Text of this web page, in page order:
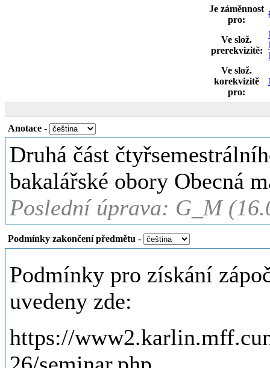
Je záměnnost
pro:
Ve slož.
prerekvizitě:
Ve slož.
korekvizitě
pro:
Anotace -
Druhá část
bakalářské obory Obecná
Poslední úprava: G_M
Podmínky zakončení předmětu -
Podmínky pro získání
uvedeny zde:
https://